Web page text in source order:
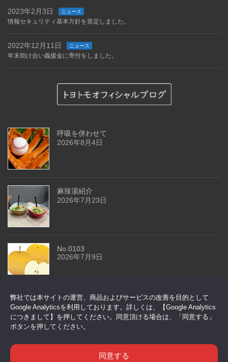
弊社では本サイトの運営、商品およびサービスの改善を目的として
Google Analyticsを利用しております。詳しくは、【Google Analytics
につきまして】を押してください。同意頂ける場合は、「同意する」
ボタンを押してください。
同意する
2023年2月3日 ニュース
情報セキュリティ基本方針を策定しました。
2022年12月11日 ニュース
年末助け合い義援金に寄付をしました。
呼吸を併わせて
2026年8月4日
麻辣湯紹介
2026年7月23日
No.0103
2026年7月9日
今回はドアセンサーです
2026年6月29日